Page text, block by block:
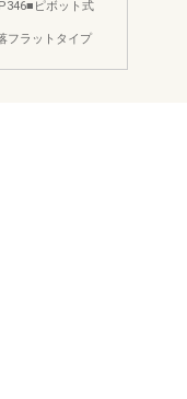
ピボット式
タイプ